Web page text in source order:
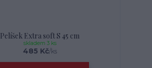
Pelíšek Extra soft S 45 cm
485 Kč/ks
skladem 3 ks